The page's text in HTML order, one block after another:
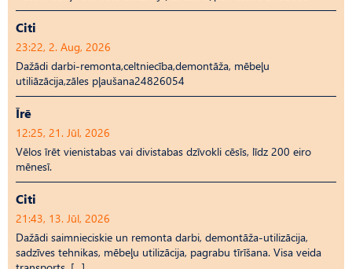
Citi
23:22, 2. Aug, 2026
Dažādi darbi-remonta,celtniecība,demontāža, mēbeļu
utiliāzācija,zāles pļaušana24826054
Īrē
12:25, 21. Jūl, 2026
Vēlos īrēt vienistabas vai divistabas dzīvokli cēsīs, līdz 200 eiro
mēnesī.
Citi
21:43, 13. Jūl, 2026
Dažādi saimnieciskie un remonta darbi, demontāža-utilizācija,
sadzīves tehnikas, mēbeļu utilizācija, pagrabu tīrīšana. Visa veida